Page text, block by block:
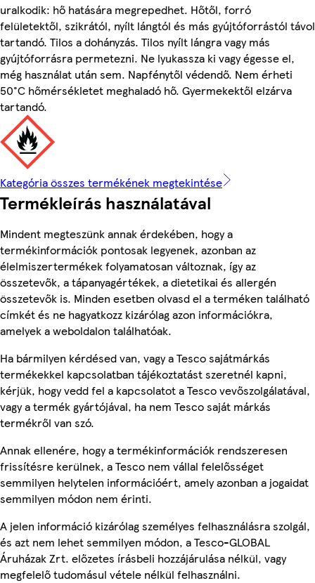
uralkodik: hő hatására megrepedhet. Hőtől, forró
felületektől, szikrától, nyílt lángtól és más gyújtóforrástól távol
tartandó. Tilos a dohányzás. Tilos nyílt lángra vagy más
gyújtóforrásra permetezni. Ne lyukassza ki vagy égesse el,
még használat után sem. Napfénytől védendő. Nem érheti
50°C hőmérsékletet meghaladó hő. Gyermekektől elzárva
tartandó.
Kategória összes termékének megtekintése
Termékleírás használatával
Mindent megteszünk annak érdekében, hogy a
termékinformációk pontosak legyenek, azonban az
élelmiszertermékek folyamatosan változnak, így az
összetevők, a tápanyagértékek, a dietetikai és allergén
összetevők is. Minden esetben olvasd el a terméken található
címkét és ne hagyatkozz kizárólag azon információkra,
amelyek a weboldalon találhatóak.
Ha bármilyen kérdésed van, vagy a Tesco sajátmárkás
termékekkel kapcsolatban tájékoztatást szeretnél kapni,
kérjük, hogy vedd fel a kapcsolatot a Tesco vevőszolgálatával,
vagy a termék gyártójával, ha nem Tesco saját márkás
termékről van szó.
Annak ellenére, hogy a termékinformációk rendszeresen
frissítésre kerülnek, a Tesco nem vállal felelősséget
semmilyen helytelen információért, amely azonban a jogaidat
semmilyen módon nem érinti.
A jelen információ kizárólag személyes felhasználásra szolgál,
és azt nem lehet semmilyen módon, a Tesco-GLOBAL
Áruházak Zrt. előzetes írásbeli hozzájárulása nélkül, vagy
megfelelő tudomásul vétele nélkül felhasználni.